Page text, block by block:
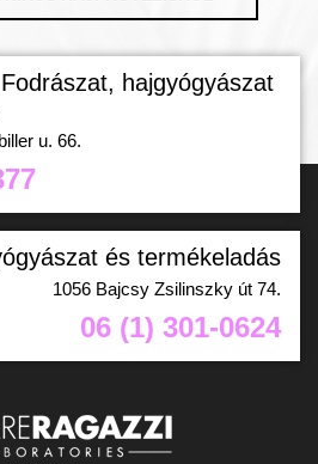
hajgyógyászat
u. 66.
és termékeladás
1056 Bajcsy Zsilinszky út 74.
06 (1) 301-0624